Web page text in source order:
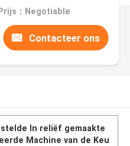
Prijs：Negotiable
Contacteer ons
In reliëf gemaakte
Machine van de Keu